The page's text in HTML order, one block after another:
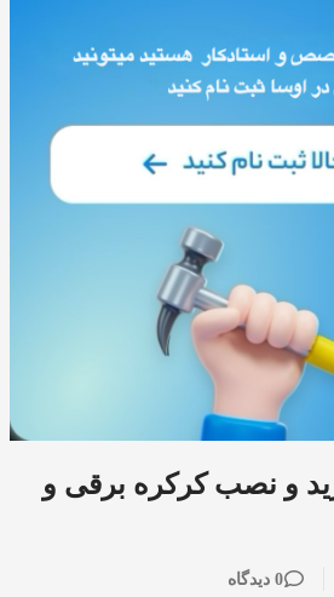
و نصب کرکره برقی و
0 دیدگاه